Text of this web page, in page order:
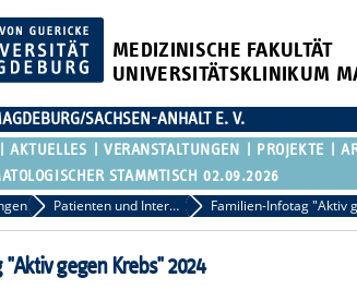
MEDIZINISCHE FAKULTÄT
UNIVERSITÄTSKLINIKUM
SACHSEN-ANHALT E. V.
AKTUELLES VERANSTALTUNGEN PROJEKTE
STAMMTISCH 02.09.2026
Patienten und Interessierte Familien-Infotag "Aktiv
gegen Krebs" 2024